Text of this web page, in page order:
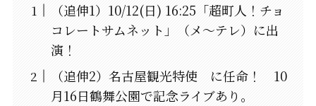
（追伸1）10/12(日) 16:25「超町人！チョ
コレートサムネット」（メ～テレ）に出
演！
（追伸2）名古屋観光特使 に任命！ 10
月16日鶴舞公園で記念ライブあり。